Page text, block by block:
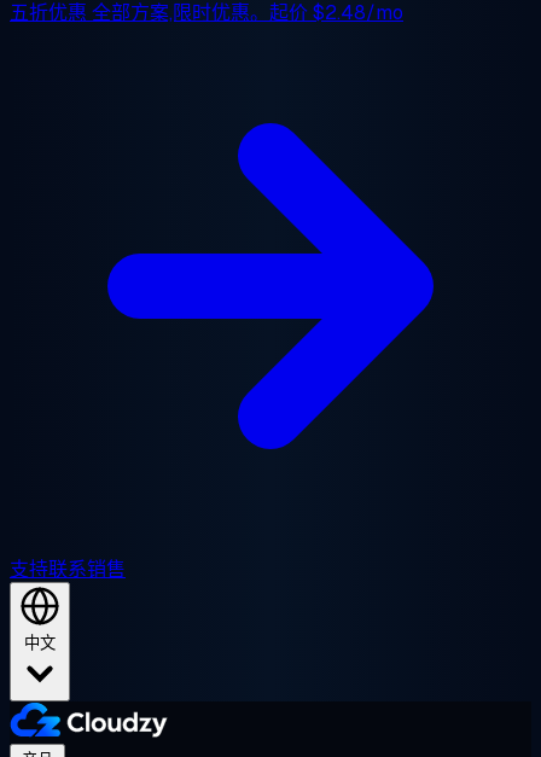
五折优惠 全部方案,限时优惠。起价$2.48/mo
支持联系销售
中文